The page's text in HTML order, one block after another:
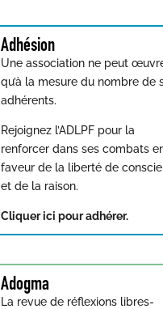
Adhésion
Une association ne peut
qu’à la mesure du nombre de
adhérents.
Rejoignez l’ADLPF pour la
renforcer dans ses combats
faveur de la liberté de
et de la raison.
Cliquer ici pour adhérer.
Adogma
La revue de réflexions libres-